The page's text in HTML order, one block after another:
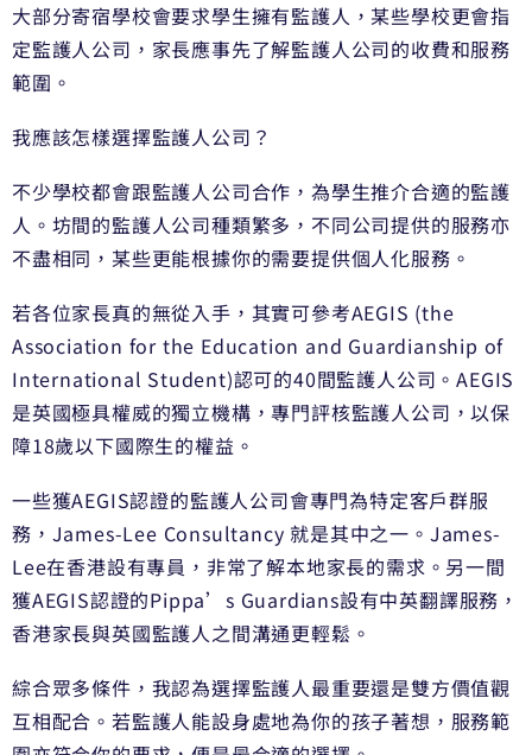
大部分寄宿學校會要求學生擁有監護人，某些學校更會指
定監護人公司，家長應事先了解監護人公司的收費和服務
範圍。
我應該怎樣選擇監護人公司？
不少學校都會跟監護人公司合作，為學生推介合適的監護
人。坊間的監護人公司種類繁多，不同公司提供的服務亦
不盡相同，某些更能根據你的需要提供個人化服務。
若各位家長真的無從入手，其實可參考AEGIS (the
Association for the Education and Guardianship of
International Student)認可的40間監護人公司。AEGIS
是英國極具權威的獨立機構，專門評核監護人公司，以保
障18歲以下國際生的權益。
一些獲AEGIS認證的監護人公司會專門為特定客戶群服
務，James-Lee Consultancy 就是其中之一。James-
Lee在香港設有專員，非常了解本地家長的需求。另一間
獲AEGIS認證的Pippa’s Guardians設有中英翻譯服務，
香港家長與英國監護人之間溝通更輕鬆。
綜合眾多條件，我認為選擇監護人最重要還是雙方價值觀
互相配合。若監護人能設身處地為你的孩子著想，服務範